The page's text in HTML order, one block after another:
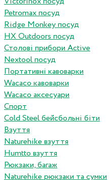
Petromax посуд
Ridge Monkey посуд
HX Outdoors посуд
Столові прибори Active
Nextool посуд
Портативні кавоварки
Wacaco кавоварки
Wacaco аксесуари
Спорт
Cold Steel бейсбольні біти
Взуття
Naturehike взуття
Humtto взуття
Рюкзаки, багаж
Naturehike рюкзаки та сумки